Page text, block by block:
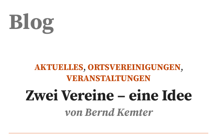
Blog
AKTUELLES, ORTSVEREINIGUNGEN,
VERANSTALTUNGEN
Zwei Vereine – eine Idee
von Bernd Kemter